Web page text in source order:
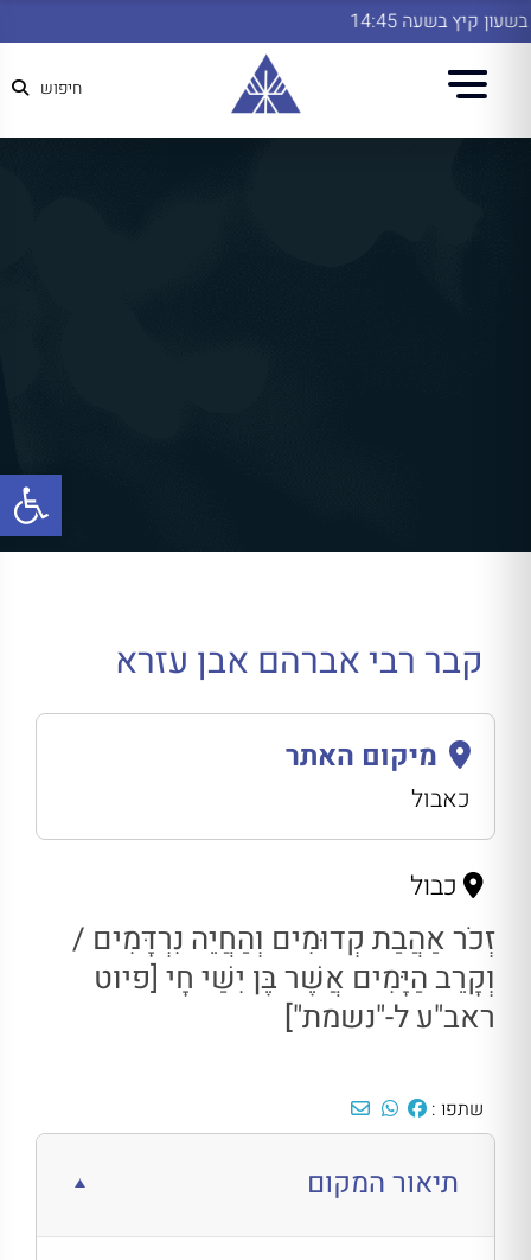
קיץ בשעה 14:45
חיפוש
קבר רבי אברהם אבן עזרא
מיקום האתר
כאבול
כבול
זְכֹר אַהֲבַת קְדוּמִים וְהַחֲיֵה נִרְדָּמִים /
וְקָרֵב הַיָּמִים אֲשֶׁר בֶּן יִשַׁי חָי [פיוט
ראב"ע ל-"נשמת"]
שתפו :
תיאור המקום